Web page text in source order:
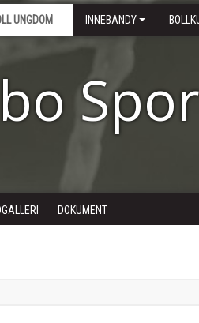
UNGDOM INNEBANDY
DOKUMENT